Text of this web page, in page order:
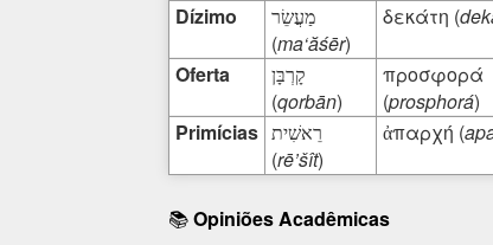
Dízimo מַעֲשֵׂר
(ma‘ăśēr)
δεκάτη (
Oferta קָרְבָּן
(qorbān)
προσφορά
(prosphorá)
Primícias רֵאשִׁית
(rē’šît)
ἀπαρχή (
📚Opiniões Acadêmicas